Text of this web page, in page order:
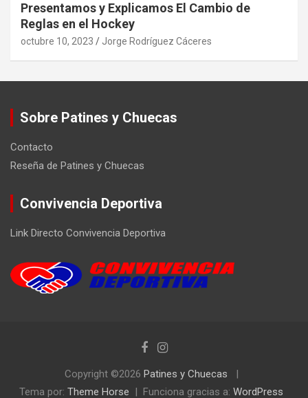
Presentamos y Explicamos El Cambio de
Reglas en el Hockey
octubre 10, 2023 Jorge Rodríguez Cáceres
Sobre Patines y Chuecas
Contacto
Reseña de Patines y Chuecas
Convivencia Deportiva
Link Directo Convivencia Deportiva
Copyright ©2026 Patines y Chuecas
Tema por: Theme Horse Funciona gracias a: WordPress